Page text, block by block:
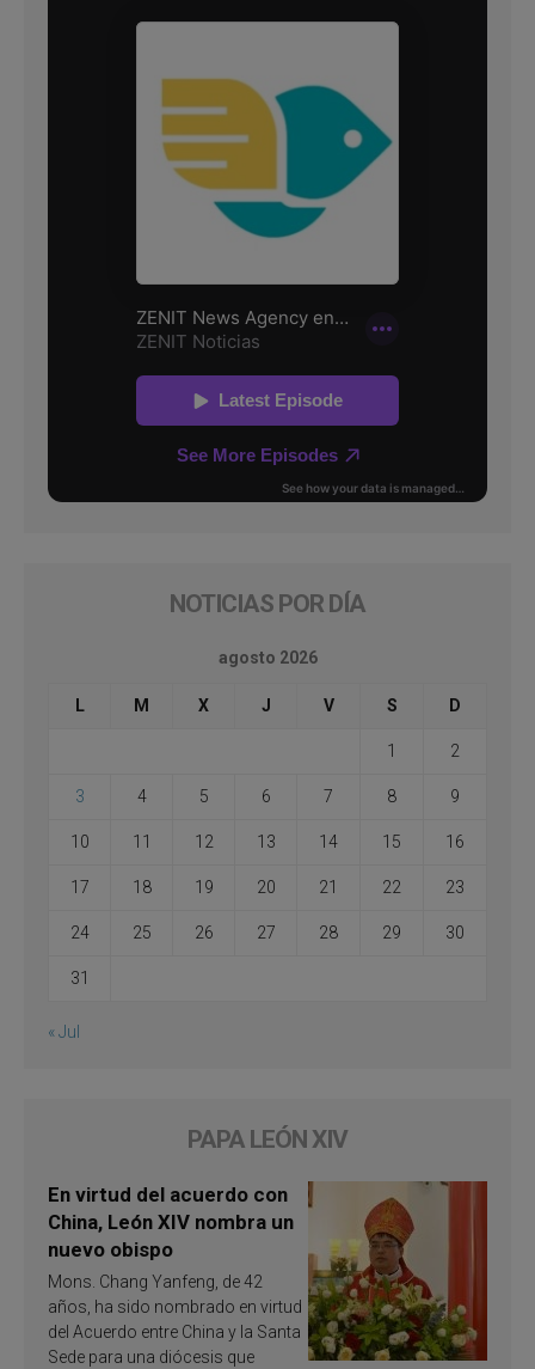
NOTICIAS POR DÍA
agosto 2026
L M X J V S D
1 2
3 4 5 6 7 8 9
10 11 12 13 14 15 16
17 18 19 20 21 22 23
24 25 26 27 28 29 30
31
« Jul
PAPA LEÓN XIV
En virtud del acuerdo con
China, León XIV nombra un
nuevo obispo
Mons. Chang Yanfeng, de 42
años, ha sido nombrado en virtud
del Acuerdo entre China y la Santa
Sede para una diócesis que